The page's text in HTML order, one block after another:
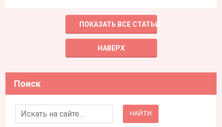
ПОКАЗАТЬ ВСЕ СТАТЬИ
НАВЕРХ
Поиск
Search for: